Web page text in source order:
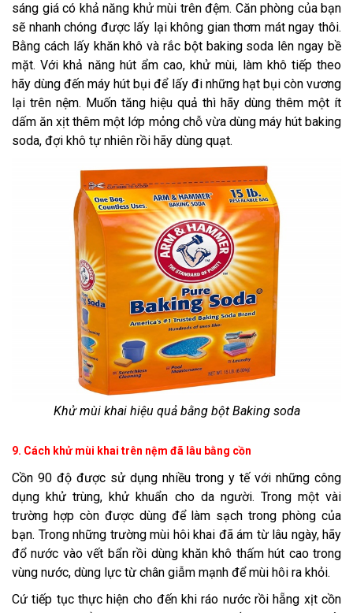
sáng giá có khả năng khử mùi trên đệm. Căn phòng của bạn
sẽ nhanh chóng được lấy lại không gian thơm mát ngay thôi.
Bằng cách lấy khăn khô và rắc bột baking soda lên ngay bề
mặt. Với khả năng hút ẩm cao, khử mùi, làm khô tiếp theo
hãy dùng đến máy hút bụi để lấy đi những hạt bụi còn vương
lại trên nệm. Muốn tăng hiệu quả thì hãy dùng thêm một ít
dấm ăn xịt thêm một lớp mỏng chỗ vừa dùng máy hút baking
soda, đợi khô tự nhiên rồi hãy dùng quạt.
Khử mùi khai hiệu quả bằng bột Baking soda
9. Cách khử mùi khai trên nệm đã lâu bằng cồn
Cồn 90 độ được sử dụng nhiều trong y tế với những công
dụng khử trùng, khử khuẩn cho da người. Trong một vài
trường hợp còn được dùng để làm sạch trong phòng của
bạn. Trong những trường mùi hôi khai đã ám từ lâu ngày, hãy
đổ nước vào vết bẩn rồi dùng khăn khô thấm hút cao trong
vùng nước, dùng lực từ chân giẫm mạnh để mùi hôi ra khỏi.
Cứ tiếp tục thực hiện cho đến khi ráo nước rồi hẵng xịt cồn